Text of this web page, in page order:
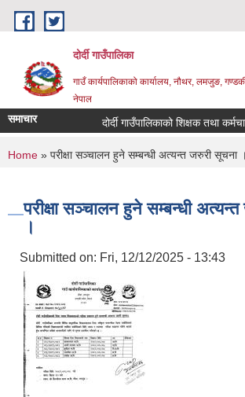
Skip to main content
दोर्दी गाउँपालिका
गाउँ कार्यपालिकाको कार्यालय, नौथर, लमजुङ,
नेपाल
समाचार दोर्दी गाउँपालिकाको शिक्षक तथा
You are here
Home » परीक्षा सञ्चालन हुने सम्बन्धी अत्यन्त जरुरी सूचना ।
परीक्षा सञ्चालन हुने सम्बन्धी
।
Submitted on: Fri, 12/12/2025 - 13:43